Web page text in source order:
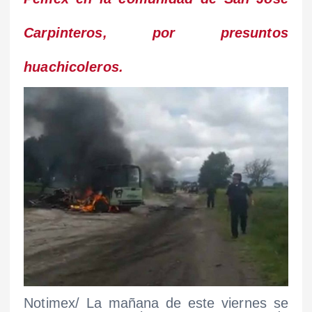
Carpinteros, por presuntos
huachicoleros.
Notimex/ La mañana de este viernes se